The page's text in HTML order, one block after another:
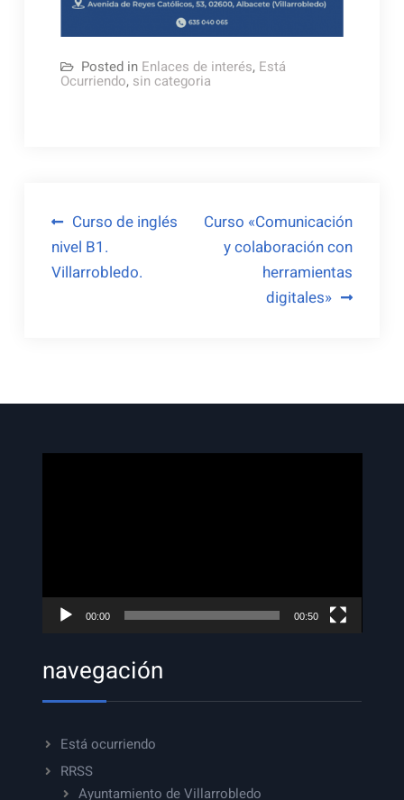
Posted in Enlaces de interés, Está
Ocurriendo, sin categoria
Navegación
de
entradas
Curso de inglés
nivel B1.
Villarrobledo.
Curso «Comunicación
y colaboración con
herramientas
digitales»
00:00 00:50
navegación
Está ocurriendo
RRSS
Ayuntamiento de Villarrobledo